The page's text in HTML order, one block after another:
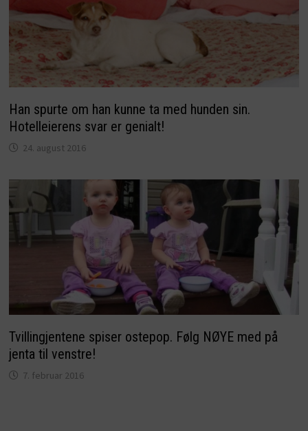
Han spurte om han kunne ta med hunden sin.
Hotelleierens svar er genialt!
24. august 2016
Tvillingjentene spiser ostepop. Følg NØYE med på
jenta til venstre!
7. februar 2016